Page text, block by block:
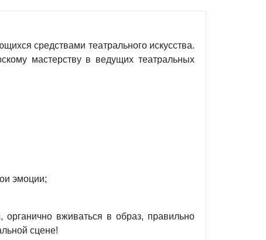
средствами театрального искусства.
мастерству в ведущих театральных
эмоции;
вживаться в образ, правильно
сцене!